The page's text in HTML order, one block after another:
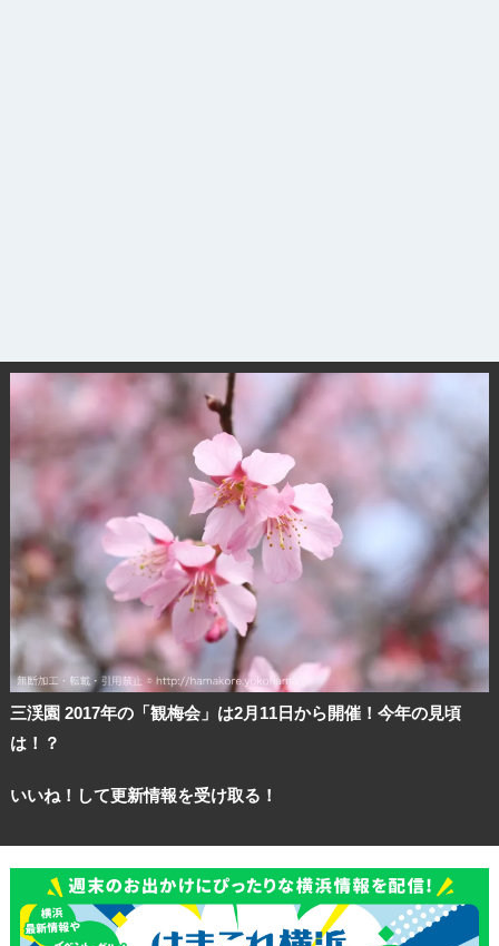
三渓園 2017年の「観梅会」は2月11日から開催！今年の見頃
は！？
いいね！して更新情報を受け取る！